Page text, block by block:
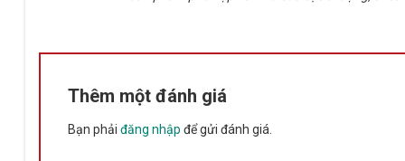
Thêm một đánh giá
Bạn phải đăng nhập để gửi đánh giá.